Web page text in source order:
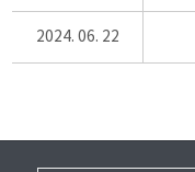
2024. 06. 22